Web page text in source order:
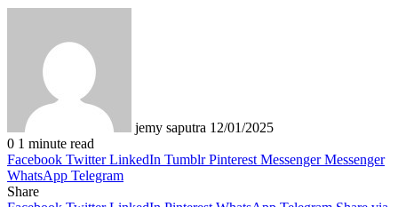
jemy saputra 12/01/2025
0 1 minute read
Facebook Twitter LinkedIn Tumblr Pinterest Messenger Messenger
WhatsApp Telegram
Share